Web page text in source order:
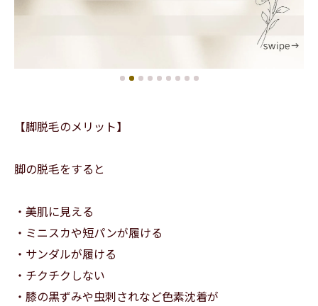
【脚脱毛のメリット】
脚の脱毛をすると
・美肌に見える
・ミニスカや短パンが履ける
・サンダルが履ける
・チクチクしない
・膝の黒ずみや虫刺されなど色素沈着が